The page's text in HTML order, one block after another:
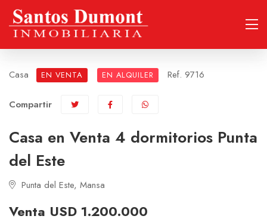
Casa EN VENTA EN ALQUILER Ref. 9716
Compartir
Casa en Venta 4 dormitorios Punta
del Este
Punta del Este, Mansa
Venta USD 1.200.000